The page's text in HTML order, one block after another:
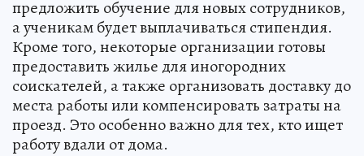
предложить обучение для новых сотрудников,
а ученикам будет выплачиваться стипендия.
Кроме того, некоторые организации готовы
предоставить жилье для иногородних
соискателей, а также организовать доставку до
места работы или компенсировать затраты на
проезд. Это особенно важно для тех, кто ищет
работу вдали от дома.